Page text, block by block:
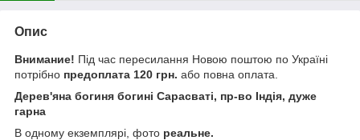
Опис
Внимание! Під час пересилання Новою поштою по Україні
потрібно предоплата 120 грн. або повна оплата.
Дерев'яна богиня богині Сарасваті, пр-во Індія, дуже
гарна
В одному екземплярі, фото реальне.